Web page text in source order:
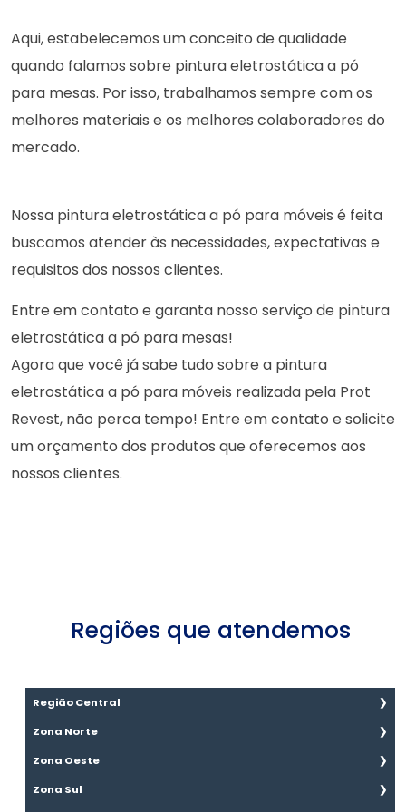
Aqui, estabelecemos um conceito de qualidade
quando falamos sobre pintura eletrostática a pó
para mesas. Por isso, trabalhamos sempre com os
melhores materiais e os melhores colaboradores do
mercado.
Nossa pintura eletrostática a pó para móveis é feita
buscamos atender às necessidades, expectativas e
requisitos dos nossos clientes.
Entre em contato e garanta nosso serviço de pintura
eletrostática a pó para mesas!
Agora que você já sabe tudo sobre a pintura
eletrostática a pó para móveis realizada pela Prot
Revest, não perca tempo! Entre em contato e solicite
um orçamento dos produtos que oferecemos aos
nossos clientes.
Regiões que atendemos
Região Central
Aclimação
Bom Retiro
Brás
Zona Norte
Brasilândia
Casa Verde
Zona Oeste
Água Branca
Zona Sul